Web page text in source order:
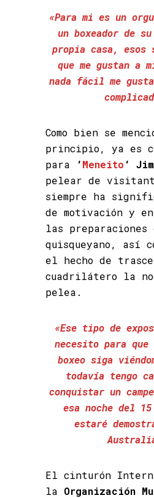
«Para mi es un
un boxeador de
propia casa, esos
que me gustan a
nada fácil me
Como bien se
principio, ya es
para
‘Meneito ‘
pelear de
siempre ha
de motivación y
las preparaciones
quisqueyano, así
el hecho de
cuadrilátero la
pelea.
«Ese tipo de
necesito para que
boxeo siga
todavía tengo
conquistar un
esa noche del
estaré
El cinturón
la Organización